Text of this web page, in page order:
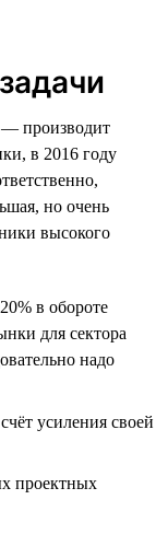
— производит
в 2016 году
но очень
высокого
в обороте
для сектора
надо
усиления своей
проектных